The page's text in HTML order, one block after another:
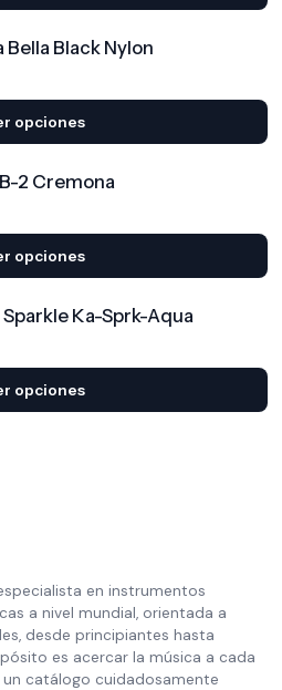
Black Nylon
opciones
2 Cremona
opciones
Ka-Sprk-Aqua
opciones
en instrumentos
a nivel mundial, orientada a
desde principiantes hasta
es acercar la música a cada
catálogo cuidadosamente